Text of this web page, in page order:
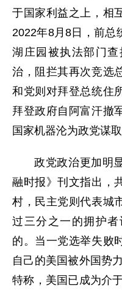
于国家利益之上，相
2022年8月8日，前总
湖庄园被执法部门
治，阻拦其再次竞选
和党则对拜登总统住
拜登政府自阿富汗撤
国家机器沦为政党谋
政党政治更加明
融时报》刊文指出，
村，民主党则代表城
过三分之一的拥护
的。当一党选举失败
自己的美国被外国势
特称，美国已成为介